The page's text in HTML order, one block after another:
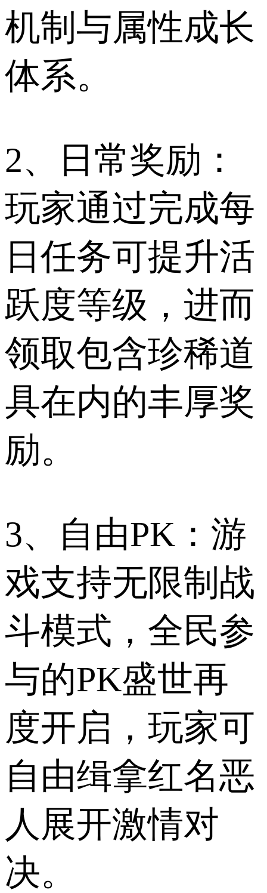
机制与属性成长
体系。
2、日常奖励：
玩家通过完成每
日任务可提升活
跃度等级，进而
领取包含珍稀道
具在内的丰厚奖
励。
3、自由PK：游
戏支持无限制战
斗模式，全民参
与的PK盛世再
度开启，玩家可
自由缉拿红名恶
人展开激情对
决。